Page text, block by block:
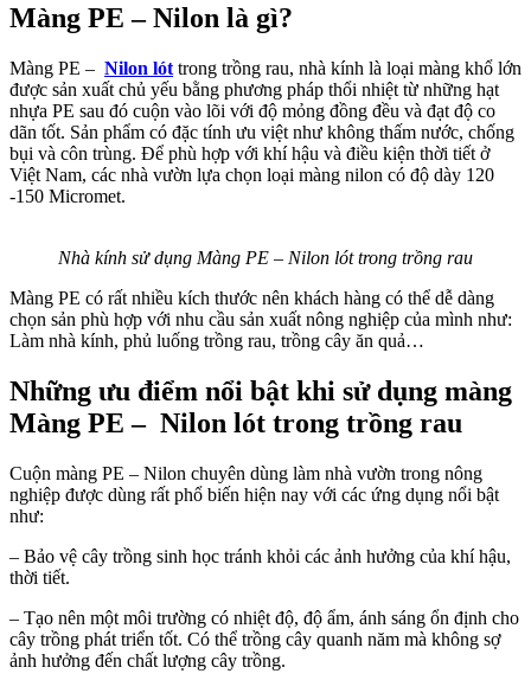
Màng PE – Nilon là gì?
Màng PE – Nilon lót trong trồng rau, nhà kính là loại màng khổ lớn
được sản xuất chủ yếu bằng phương pháp thổi nhiệt từ những hạt
nhựa PE sau đó cuộn vào lõi với độ mỏng đồng đều và đạt độ co
dãn tốt. Sản phẩm có đặc tính ưu việt như không thấm nước, chống
bụi và côn trùng. Để phù hợp với khí hậu và điều kiện thời tiết ở
Việt Nam, các nhà vườn lựa chọn loại màng nilon có độ dày 120
-150 Micromet.
Nhà kính sử dụng Màng PE – Nilon lót trong trồng rau
Màng PE có rất nhiều kích thước nên khách hàng có thể dễ dàng
chọn sản phù hợp với nhu cầu sản xuất nông nghiệp của mình như:
Làm nhà kính, phủ luống trồng rau, trồng cây ăn quả…
Những ưu điểm nổi bật khi sử dụng màng
Màng PE – Nilon lót trong trồng rau
Cuộn màng PE – Nilon chuyên dùng làm nhà vườn trong nông
nghiệp được dùng rất phổ biến hiện nay với các ứng dụng nổi bật
như:
– Bảo vệ cây trồng sinh học tránh khỏi các ảnh hưởng của khí hậu,
thời tiết.
– Tạo nên một môi trường có nhiệt độ, độ ẩm, ánh sáng ổn định cho
cây trồng phát triển tốt. Có thể trồng cây quanh năm mà không sợ
ảnh hưởng đến chất lượng cây trồng.